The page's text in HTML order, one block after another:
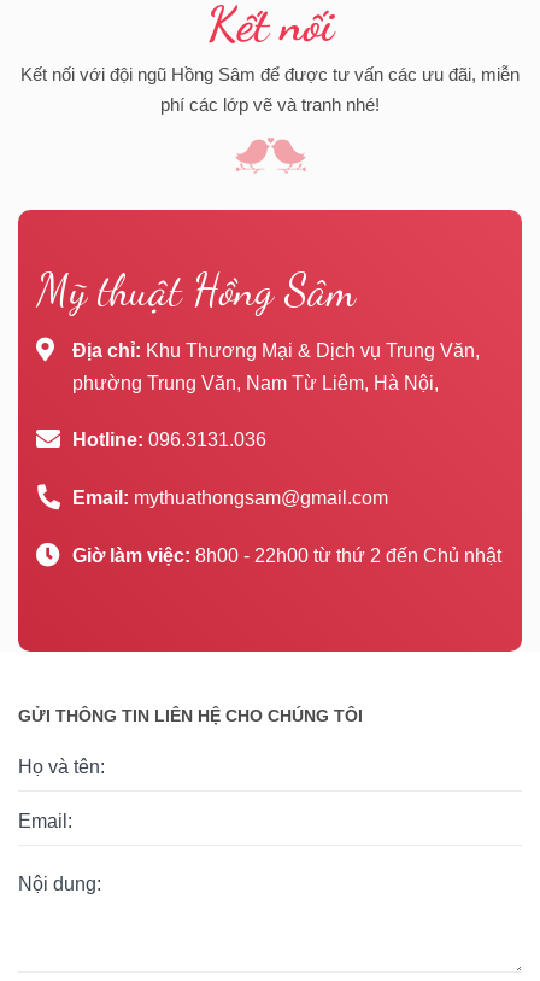
Kết nối
Kết nối với đội ngũ Hồng Sâm để được tư vấn các ưu đãi, miễn
phí các lớp vẽ và tranh nhé!
Mỹ thuật Hồng Sâm
Địa chỉ: Khu Thương Mại & Dịch vụ Trung Văn,
phường Trung Văn, Nam Từ Liêm, Hà Nội,
Hotline: 096.3131.036
Email: mythuathongsam@gmail.com
Giờ làm việc: 8h00 - 22h00 từ thứ 2 đến Chủ nhật
GỬI THÔNG TIN LIÊN HỆ CHO CHÚNG TÔI